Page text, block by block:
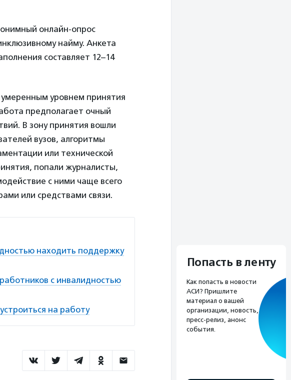
онлайн-опрос
найму. Анкета
составляет 12–14
уровнем принятия
предполагает очный
В зону принятия вошли
вузов, алгоритмы
или технической
попали журналисты,
с ними чаще всего
или средствами связи.
находить поддержку
с инвалидностью
на работу
Попасть в ленту
Как попасть в новости
АСИ? Пришлите
материал о вашей
организации, новость,
пресс-релиз, анонс
события.